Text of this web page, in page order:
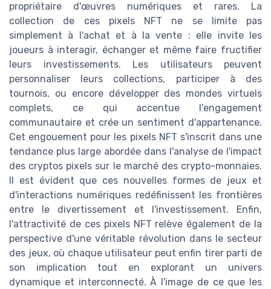
propriétaire d'œuvres numériques et rares. La
collection de ces pixels NFT ne se limite pas
simplement à l'achat et à la vente : elle invite les
joueurs à interagir, échanger et même faire fructifier
leurs investissements. Les utilisateurs peuvent
personnaliser leurs collections, participer à des
tournois, ou encore développer des mondes virtuels
complets, ce qui accentue l'engagement
communautaire et crée un sentiment d'appartenance.
Cet engouement pour les pixels NFT s'inscrit dans une
tendance plus large abordée dans l'analyse de l'impact
des cryptos pixels sur le marché des crypto-monnaies.
Il est évident que ces nouvelles formes de jeux et
d'interactions numériques redéfinissent les frontières
entre le divertissement et l'investissement. Enfin,
l'attractivité de ces pixels NFT relève également de la
perspective d'une véritable révolution dans le secteur
des jeux, où chaque utilisateur peut enfin tirer parti de
son implication tout en explorant un univers
dynamique et interconnecté. À l'image de ce que les